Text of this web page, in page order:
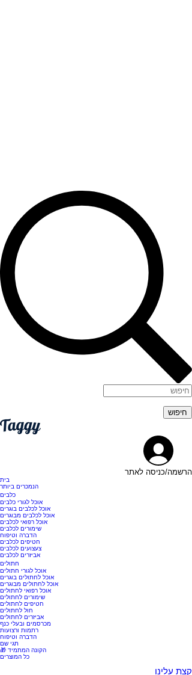
הרשמה/כניסה לאתר
בית
הנמכרים ביותר
כלבים
אוכל לגורי כלבים
אוכל לכלבים בוגרים
אוכל לכלבים מבוגרים
אוכל רפואי לכלבים
שימורים לכלבים
הדברה וטיפוח
חטיפים לכלבים
צעצועים לכלבים
אביזרים לכלבים
חתולים
אוכל לגורי חתולים
אוכל לחתולים בוגרים
אוכל לחתולים מבוגרים
אוכל רפואי לחתולים
שימורים לחתולים
חטיפים לחתולים
חול לחתולים
אביזרים לחתולים
מכרסמים ובעלי כנף
רתמות ורצועות
הדברה וטיפוח
תגי שם
🎁 הקונה המתמיד
כל המוצרים
קצת עלינו